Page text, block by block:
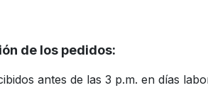
de los pedidos:
antes de las 3 p.m. en días